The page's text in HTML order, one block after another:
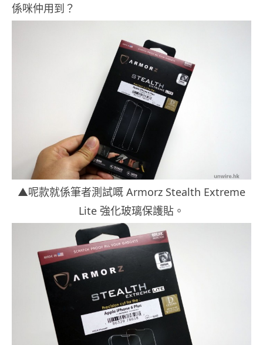
係咪仲用到？
▲呢款就係筆者測試嘅 Armorz Stealth Extreme
Lite 強化玻璃保護貼。